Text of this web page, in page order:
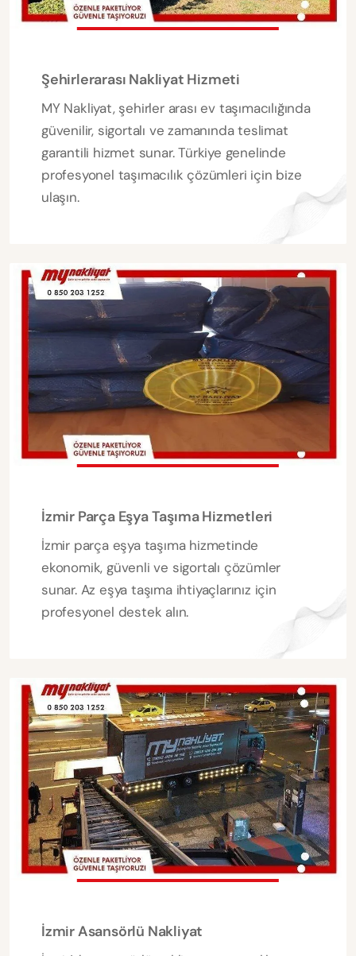
Şehirlerarası Nakliyat Hizmeti
MY Nakliyat, şehirler arası ev taşımacılığında
güvenilir, sigortalı ve zamanında teslimat
garantili hizmet sunar. Türkiye genelinde
profesyonel taşımacılık çözümleri için bize
ulaşın.
İzmir Parça Eşya Taşıma Hizmetleri
İzmir parça eşya taşıma hizmetinde
ekonomik, güvenli ve sigortalı çözümler
sunar. Az eşya taşıma ihtiyaçlarınız için
profesyonel destek alın.
İzmir Asansörlü Nakliyat